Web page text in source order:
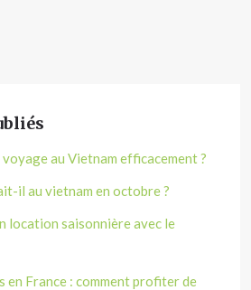
au Vietnam efficacement ?
il au vietnam en octobre ?
location saisonnière avec le
en France : comment profiter de